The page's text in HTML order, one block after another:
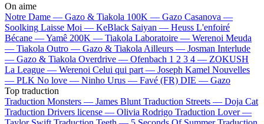
On aime
Notre Dame — Gazo & Tiakola 100K — Gazo Casanova —
Soolking Laisse Moi — KeBlack Saiyan — Heuss L'enfoiré
Bécane —Yamê 200K — Tiakola Laboratoire — Werenoi Meuda
— Tiakola Outro — Gazo & Tiakola Ailleurs — Josman Interlude
— Gazo & Tiakola Overdrive — Ofenbach 1 2 3 4 — ZOKUSH
La League — Werenoi Celui qui part — Joseph Kamel Nouvelles
— PLK No love — Ninho Urus — Favé (FR) DIE — Gazo
Top traduction
Traduction Monsters — James Blunt Traduction Streets — Doja Cat
Traduction Drivers license — Olivia Rodrigo Traduction Lover —